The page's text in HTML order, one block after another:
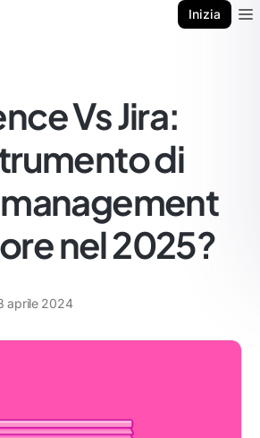
Inizia
Vs Jira:
di
nel 2025?
aprile 2024